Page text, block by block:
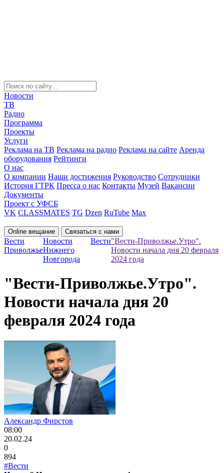
Новости
ТВ
Радио
Программа
Проекты
Услуги
Реклама на ТВ Реклама на радио Реклама на сайте Аренда
оборудования Рейтинги
О нас
О компании Наши достижения Руководство Сотрудники
История ГТРК Пресса о нас Контакты Музей Вакансии
Документы
Проект с УФСБ
VK CLASSMATES TG Dzen RuTube Max
Online вещание Связаться с нами
Вести
Приволжье
Новости
Нижнего
Новгорода
Вести"Вести-Приволжье.Утро".
Новости начала дня 20 февраля
2024 года
"Вести-Приволжье.Утро".
Новости начала дня 20
февраля 2024 года
Александр Фирстов
08:00
20.02.24
0
894
#Вести